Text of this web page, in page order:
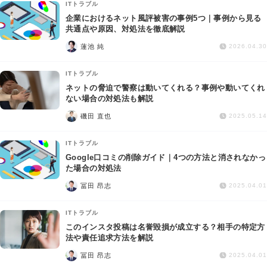
企業法務
ITトラブル
企業におけるネット風評被害の事例5つ｜事例から見る
共通点や原因、対処法を徹底解説
蓮池 純 2026.04.30
ITトラブル
ネットの脅迫で警察は動いてくれる？事例や動いてくれ
ない場合の対処法も解説
磯田 直也 2025.05.14
ITトラブル
Google口コミの削除ガイド｜4つの方法と消されなかっ
た場合の対処法
冨田 昂志 2025.04.01
ITトラブル
このインスタ投稿は名誉毀損が成立する？相手の特定方
法や責任追求方法を解説
冨田 昂志 2025.04.01